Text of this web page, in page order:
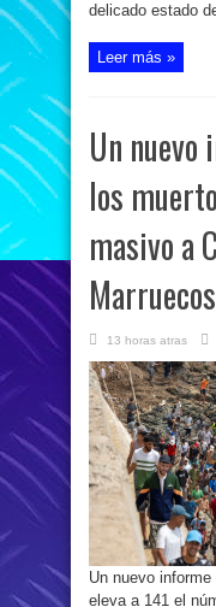
delicado estado
Leer más »
Un nuevo
los
masivo a
Marruecos
13 horas atras
Un nuevo
eleva a 141 el